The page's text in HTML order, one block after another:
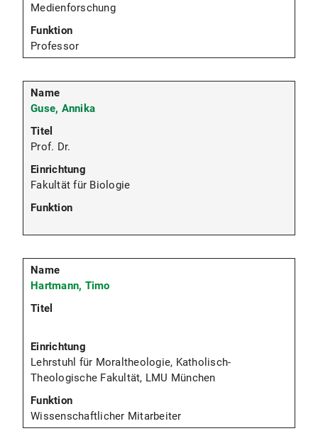
Medienforschung
Professor
Guse, Annika
Prof. Dr.
Fakultät für Biologie
Hartmann, Timo
Lehrstuhl für Moraltheologie, Katholisch-
Theologische Fakultät, LMU München
Wissenschaftlicher Mitarbeiter